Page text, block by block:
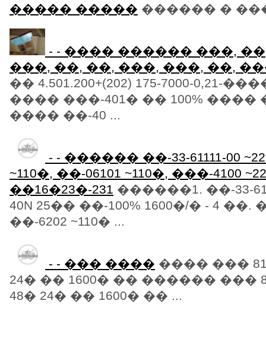
����� ����� ������ �
- - ���� ������ ���,
���, ��, ��, ���, ���, ��,
�� 4.501.200+(202) 175-7000-0,21-
���� ���-401� �� 100% ����
���� ��-40 ...
- - ������ ��-33-61111-00
~110�, ��-06101 ~110�, ���-4100
��16�23�-231 ������1. ��-33-
40N 25�� ��-100% 1600�/� - 4 ��.
��-6202 ~110� ...
- - ��� ���� ���� ���
24� �� 1600� �� ������ ���
48� 24� �� 1600� �� ...